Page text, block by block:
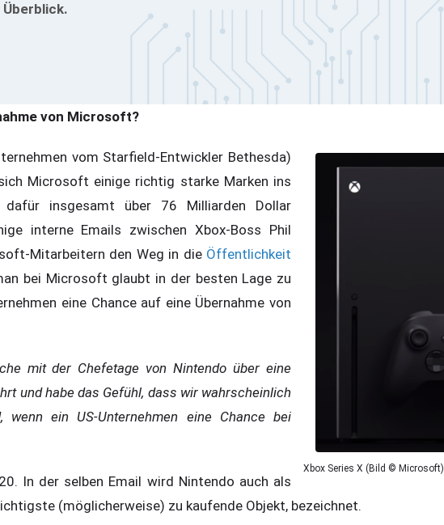
von Microsoft?
Xbox Series X (Bild © Microsoft)
vom Starfield-Entwickler Bethesda)
Microsoft einige richtig starke Marken ins
insgesamt über 76 Milliarden Dollar
interne Emails zwischen Xbox-Boss Phil
Mitarbeitern den Weg in die Öffentlichkeit
bei Microsoft glaubt in der besten Lage zu
eine Chance auf eine Übernahme von
mit der Chefetage von Nintendo über eine
und habe das Gefühl, dass wir wahrscheinlich
ein US-Unternehmen eine Chance bei
In der selben Email wird Nintendo auch als
(möglicherweise) zu kaufende Objekt, bezeichnet.